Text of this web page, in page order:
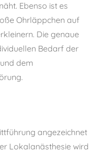
Ebenso ist es
Ohrläppchen auf
Die genaue
Bedarf der
dem
angezeichnet
Lokalanästhesie wird